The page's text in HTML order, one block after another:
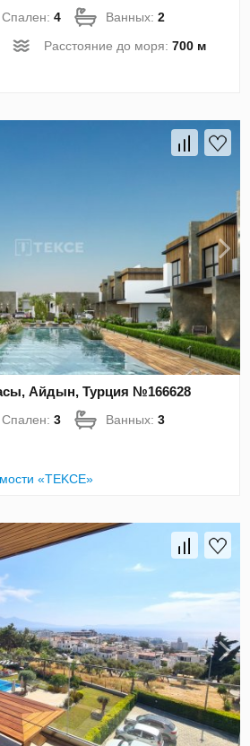
Спален:4 Ванных:2
Расстояние до моря:700 м
Айдын, Турция №166628
Спален:3 Ванных:3
«TEKCE»